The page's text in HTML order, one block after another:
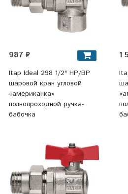
987 ₽
Itap Ideal 298 1/2" НР/ВР
шаровой кран угловой
«американка»
полнопроходной ручка-
бабочка
1